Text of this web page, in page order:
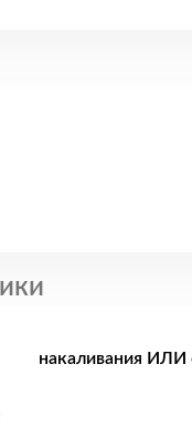
накаливания ИЛИ